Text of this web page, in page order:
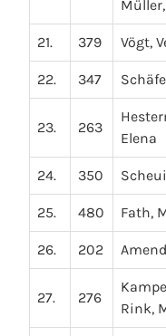
21. 379 Vögt,
22. 347
23. 263
Elena
24. 350
25. 480 Fath,
26. 202
27. 276
Rink,